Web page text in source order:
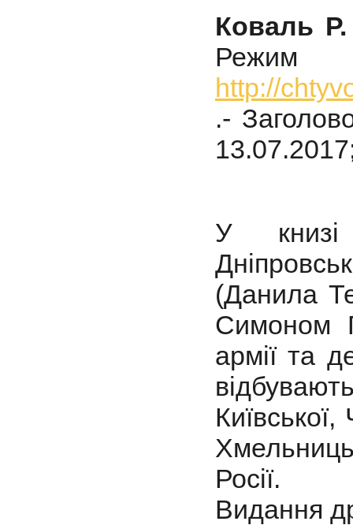
Коваль Р.
http://
.-
У книзі
(Данила
Симоном
армії та
Київської,
Росії.
Видання